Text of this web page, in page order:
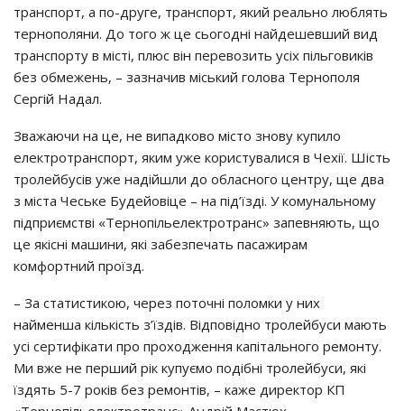
транспорт, а по-друге, транспорт, який реально люблять
тернополяни. До того ж це сьогодні найдешевший вид
транспорту в місті, плюс він перевозить усіх пільговиків
без обмежень, – зазначив міський голова Тернополя
Сергій Надал.
Зважаючи на це, не випадково місто знову купило
електротранспорт, яким уже користувалися в Чехії. Шість
тролейбусів уже надійшли до обласного центру, ще два
з міста Чеське Будейовіце – на під’їзді. У комунальному
підприємстві «Тернопільелектротранс» запевняють, що
це якісні машини, які забезпечать пасажирам
комфортний проїзд.
– За статистикою, через поточні поломки у них
найменша кількість з’їздів. Відповідно тролейбуси мають
усі сертифікати про проходження капітального ремонту.
Ми вже не перший рік купуємо подібні тролейбуси, які
їздять 5-7 років без ремонтів, – каже директор КП